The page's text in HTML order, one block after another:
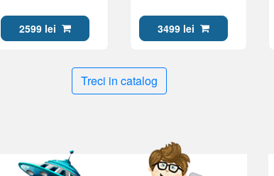
2599 lei 3499 lei
Treci in catalog